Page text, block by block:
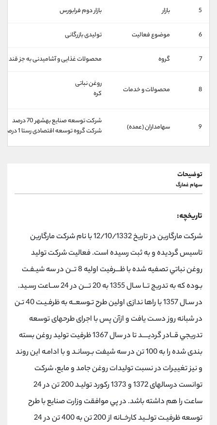
5 بازار بازار دوم فرابورس
6 موضوع فعالیت تولیدی بازرگانی
7 گروه محصولات غذايی و آشاميدنی به جز قند و
8 محصولات و خدمات
روغن نباتی
کره
9 سهامداران (عمده)
شركت توسعه صنايع بهشهر 70 درصد
شركت گروه توسعه اقتصادی رستا 1 درصد
توضیحات
سهام غمارگ
تاریخچه:
شرکت مارگارین در تاریخ 12/10/1332 با نام شرکت مارگارین
تاسیس گردیده و به ثبت رسیده است. فعاليت شركت توليد
روغن نباتي تصفيه شده با ظـــرفيت اوليه 8 تــن در سه شيـفـت
بـوده كه به تدریج تــا سـال 1355 به 20 تـــن در 24 ســاعت رسـيد.
در سـال 1357 با راها ندازی اولين طرح تـوسعــه به ظرفـيـت 40 تـن
در شبانه روز دسـت یافت و ازآن پس با اجرای طرحهای توسعه
تدریجي قــادر گردیــــد تا در سال 1367 ظرفيت توليد روغن بسته
بندی شده را به 100 تن در سه شيفت بـرسانـد و با ادامـه این روند
و نيز تغييرات در نسبت توليدات روغن جامد و مایع، شركت
توانست درسالهای 1372 و 1373 ركورد توليـد 200 تن در 24
ساعت را هم داشته باشد. در پي موافقت وزارت صنایع با طرح
توسعه ظرفيـت تولــيد كارخــانه از 200 تن به 400 تن در 24